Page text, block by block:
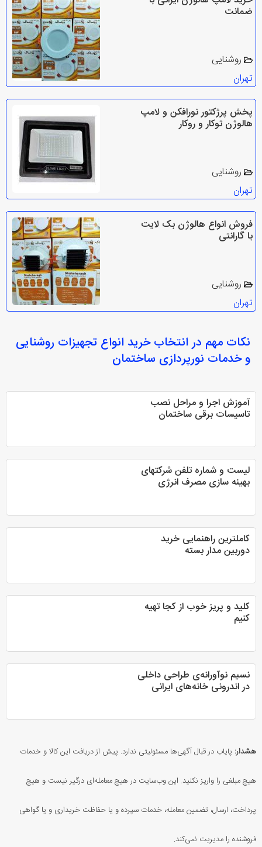
ضمانت
روشنایی
تهران
پخش پرژکتور نورافکن و لامپ
هالوژن توکار و روکار
روشنایی
تهران
فروش انواع هالوژن بک لایت
با گارانتی
روشنایی
تهران
نکات مهم در انتخابخرید انواع تجهیزات روشنایی
و خدمات نورپردازی ساختمان
آموزش اجرا و مراحل نصب
تاسیسات برقی ساختمان
لیست و شماره تلفن شرکتهای
بهینه سازی مصرف انرژی
کاملترین راهنمایی خرید
دوربین مدار بسته
کلید و پریز خوب از کجا تهیه
کنیم
نسیم نوآورانه‌ی طراحی داخلی
در اندرونی خانه‌های ایرانی
هشدار: پایاب در قبال آگهی‌ها مسئولیتی ندارد. پیش از دریافت این کالا و خدمات
هیچ مبلغی را واریز نکنید. این وب‌سایت در هیچ معامله‌ای درگیر نیست و هیچ
پرداخت، ارسال، تضمین معامله، خدمات سپرده و یا حفاظت خریداری و یا گواهی
فروشنده را مدیریت نمی‌کند.